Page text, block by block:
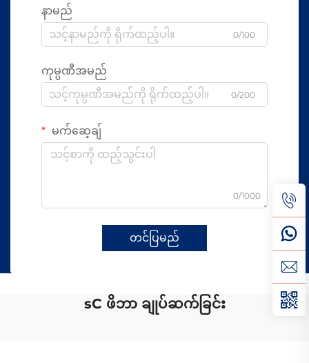
နာမည်
0/100
ကုမ္ပဏီအမည်
0/200
မက်ဆေ့ချ်
0/1000
တင်ပြမည်
sC ဖိဘာ ချုပ်ဆက်ခြင်း